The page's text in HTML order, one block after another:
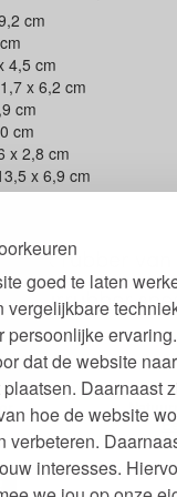
goed te laten
vergelijkbare
persoonlijke
dat de website
Daarnaast
hoe de website
verbeteren.
interesses.
cm
4,5 cm
x 6,2 cm
cm
cm
x 2,8 cm
x 6,9 cm
rubber van